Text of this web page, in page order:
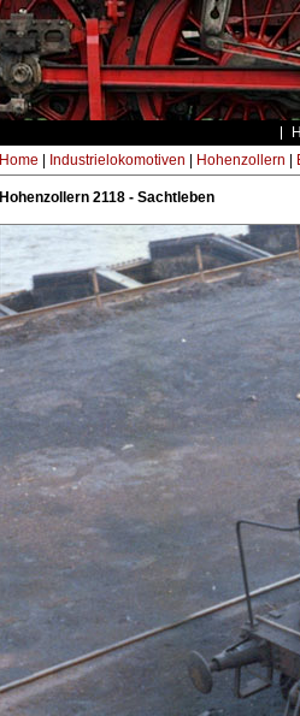
Home Industrielokomotiven Hohenzollern
Hohenzollern 2118 - Sachtleben